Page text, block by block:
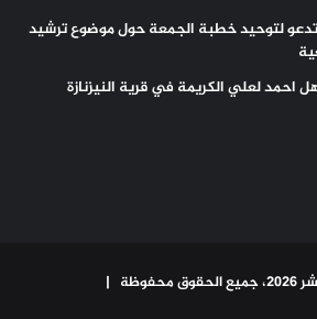
تدعو لتوحيد خطبة الجمعة حول موضوع ترشيد
احمد لعلي الكريمة في قرية النيزنازة
|